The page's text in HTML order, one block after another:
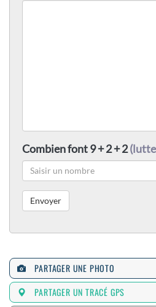
Combien font 9 + 2 + 2
PARTAGER UNE PHOTO
PARTAGER UN TRACÉ GPS